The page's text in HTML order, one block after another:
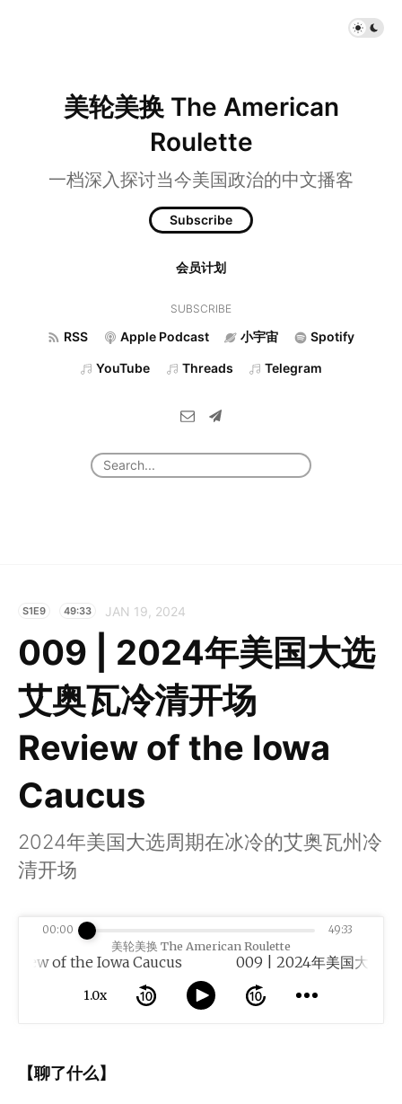
美轮美换 The American
Roulette
一档深入探讨当今美国政治的中文播客
Subscribe
会员计划
SUBSCRIBE
RSS Apple Podcast 小宇宙 Spotify
YouTube Threads Telegram
S1E9 49:33 JAN 19, 2024
009 | 2024年美国大选
艾奥瓦冷清开场
Review of the Iowa
Caucus
2024年美国大选周期在冰冷的艾奥瓦州冷
清开场
美轮美换 The American Roulette
of the Iowa Caucus
1.0x
00:00 49:33
【聊了什么】